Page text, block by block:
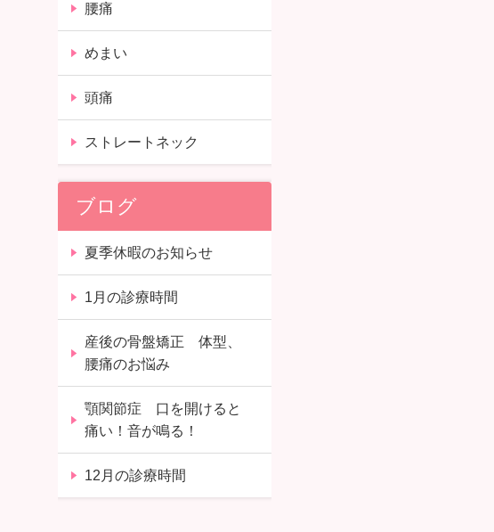
腰痛
めまい
頭痛
ストレートネック
ブログ
夏季休暇のお知らせ
1月の診療時間
産後の骨盤矯正 体型、
腰痛のお悩み
顎関節症 口を開けると
痛い！音が鳴る！
12月の診療時間